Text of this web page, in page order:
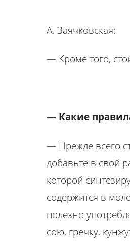
А. Заячковская:
— Кроме того,
— Какие
— Прежде всего
добавьте в свой
которой
содержится в
полезно
сою, гречку,